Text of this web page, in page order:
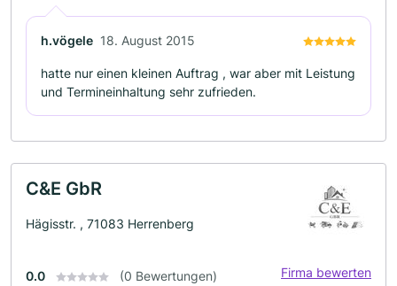
h.vögele 18. August 2015
hatte nur einen kleinen Auftrag , war aber mit Leistung
und Termineinhaltung sehr zufrieden.
C&E GbR
Hägisstr. , 71083 Herrenberg
0.0 (0 Bewertungen) Firma bewerten